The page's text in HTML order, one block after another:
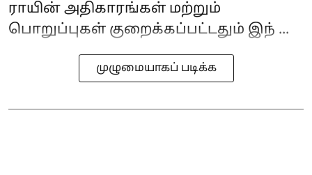
ராயின் அதிகாரங்கள் மற்றும்
பொறுப்புகள் குறைக்கப்பட்டதும் இந் ...
முழுமையாகப் படிக்க